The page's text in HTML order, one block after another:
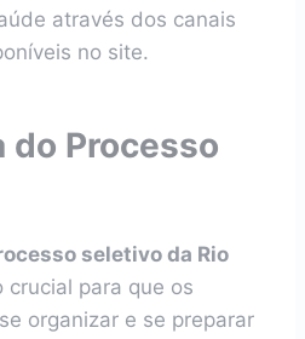
através dos canais
no site.
do Processo
seletivo da Rio
crucial para que os
organizar e se preparar